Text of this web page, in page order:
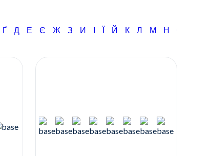
Ґ Д Е Є Ж З И І Ї Й К Л М Н О